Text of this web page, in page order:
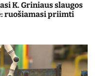
K. Griniaus slaugos
ruošiamasi priimti